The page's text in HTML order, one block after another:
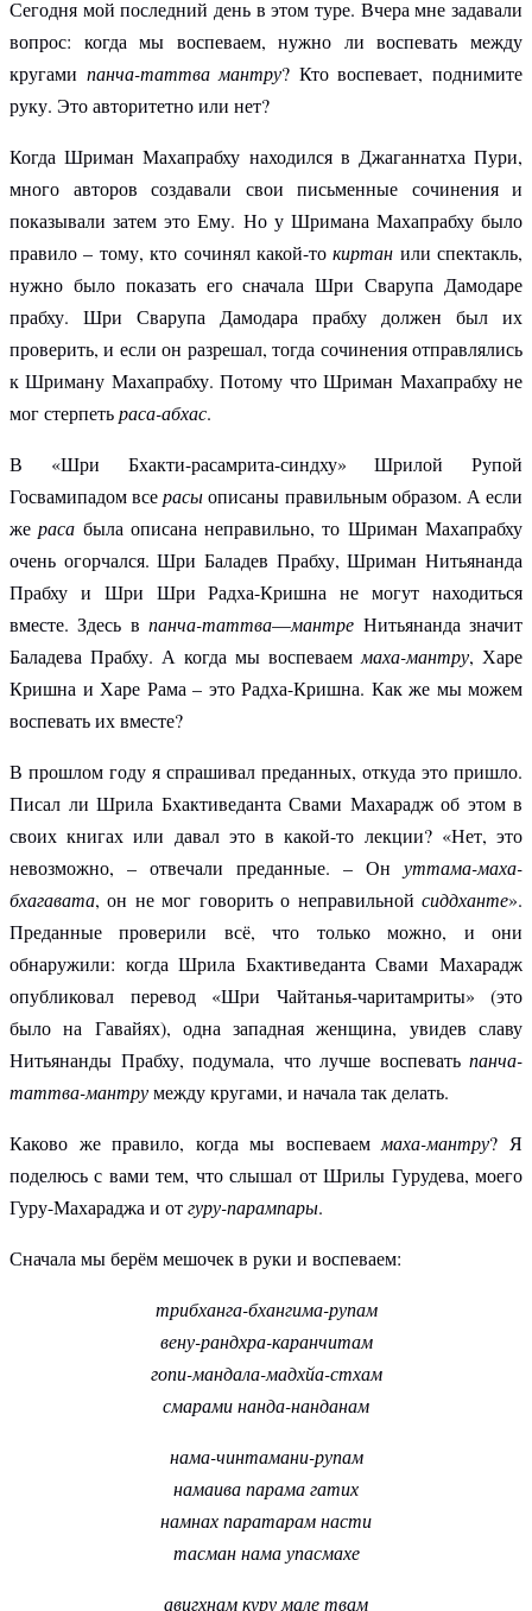
Сегодня мой последний день в этом туре. Вчера мне задавали
вопрос: когда мы воспеваем, нужно ли воспевать между
кругами панча-таттва мантру? Кто воспевает, поднимите
руку. Это авторитетно или нет?
Когда Шриман Махапрабху находился в Джаганнатха Пури,
много авторов создавали свои письменные сочинения и
показывали затем это Ему. Но у Шримана Махапрабху было
правило – тому, кто сочинял какой-токиртан или спектакль,
нужно было показать его сначала Шри Сварупа Дамодаре
прабху. Шри Сварупа Дамодара прабху должен был их
проверить, и если он разрешал, тогда сочинения отправлялись
к Шриману Махапрабху. Потому что Шриман Махапрабху не
мог стерпетьраса-абхас.
В «Шри Бхакти-расамрита-синдху» Шрилой Рупой
Госвамипадом всерасыописаны правильным образом. А если
жераса была описана неправильно, то Шриман Махапрабху
очень огорчался. Шри Баладев Прабху, Шриман Нитьянанда
Прабху и Шри Шри Радха-Кришна не могут находиться
вместе. Здесь впанча-таттва—мантре Нитьянанда значит
Баладева Прабху. А когда мы воспеваем маха-мантру, Харе
Кришна и Харе Рама – это Радха-Кришна. Как же мы можем
воспевать их вместе?
В прошлом году я спрашивал преданных, откуда это пришло.
Писал ли Шрила Бхактиведанта Свами Махарадж об этом в
своих книгах или давал это в какой-то лекции? «Нет, это
невозможно, – отвечали преданные. – Он уттама-маха-
бхагавата, он не мог говорить о неправильной сиддханте».
Преданные проверили всё, что только можно, и они
обнаружили: когда Шрила Бхактиведанта Свами Махарадж
опубликовал перевод «Шри Чайтанья-чаритамриты» (это
было на Гавайях), одна западная женщина, увидев славу
Нитьянанды Прабху, подумала, что лучше воспевать панча-
таттва-мантрумежду кругами, и начала так делать.
Каково же правило, когда мы воспеваем маха-мантру? Я
поделюсь с вами тем, что слышал от Шрилы Гурудева, моего
Гуру-Махараджа и отгуру-парампары.
Сначала мы берём мешочек в руки и воспеваем:
трибханга-бхангима-рупам
вену-рандхра-каранчитам
гопи-мандала-мадхйа-стхам
смарами нанда-нанданам
нама-чинтамани-рупам
намаива парама гатих
намнах паратарам насти
тасман нама упасмахе
авигхнам куру мале твам